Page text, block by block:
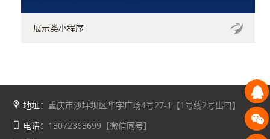
展示类小程序
地址： 重庆市沙坪坝区华宇广场4号27-1【1号线2号出口】
电话： 13072363699【微信同号】